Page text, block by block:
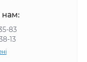
нам:
83
13